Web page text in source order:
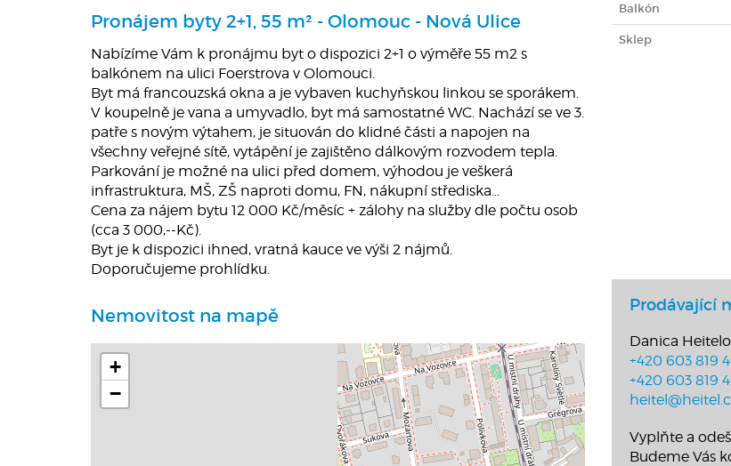
Pronájem byty 2+1, 55 m² - Olomouc - Nová Ulice
Nabízíme Vám k pronájmu byt o dispozici 2+1 o výměře 55 m2 s
balkónem na ulici Foerstrova v Olomouci.
Byt má francouzská okna a je vybaven kuchyňskou linkou se sporákem.
V koupelně je vana a umyvadlo, byt má samostatné WC. Nachází se ve 3.
patře s novým výtahem, je situován do klidné části a napojen na
všechny veřejné sítě, vytápění je zajištěno dálkovým rozvodem tepla.
Parkování je možné na ulici před domem, výhodou je veškerá
infrastruktura, MŠ, ZŠ naproti domu, FN, nákupní střediska...
Cena za nájem bytu 12 000 Kč/měsíc + zálohy na služby dle počtu osob
(cca 3 000,--Kč).
Byt je k dispozici ihned, vratná kauce ve výši 2 nájmů.
Doporučujeme prohlídku.
Balkón
Sklep
Nemovitost na mapě
+
−
Prodávající
Danica
+420 603 819
+420 603 819
Vyplňte a
Budeme Vás